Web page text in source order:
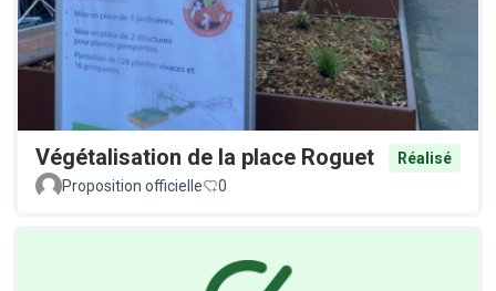
Végétalisation de la place Roguet
Réalisé
Proposition officielle
0